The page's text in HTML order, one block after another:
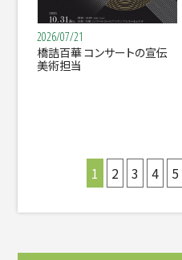
2026/07/21
橋詰百華 コンサートの宣伝
美術担当
1 2 3 4 5